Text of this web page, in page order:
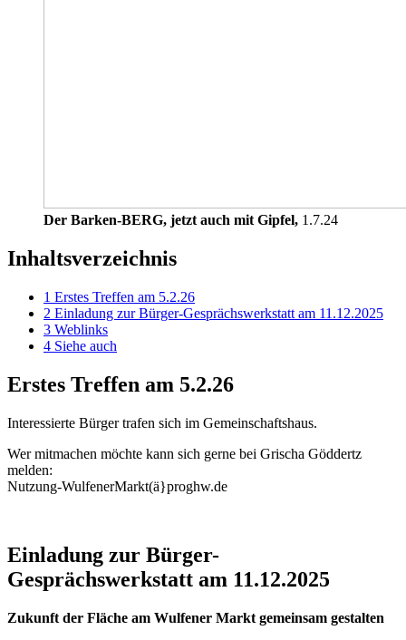
Der Barken-BERG, jetzt auch mit Gipfel, 1.7.24
Inhaltsverzeichnis
1 Erstes Treffen am 5.2.26
2 Einladung zur Bürger-Gesprächswerkstatt am 11.12.2025
3 Weblinks
4 Siehe auch
Erstes Treffen am 5.2.26
Interessierte Bürger trafen sich im Gemeinschaftshaus.
Wer mitmachen möchte kann sich gerne bei Grischa Göddertz
melden:
Nutzung-WulfenerMarkt(ä}proghw.de
Einladung zur Bürger-
Gesprächswerkstatt am 11.12.2025
Zukunft der Fläche am Wulfener Markt gemeinsam gestalten